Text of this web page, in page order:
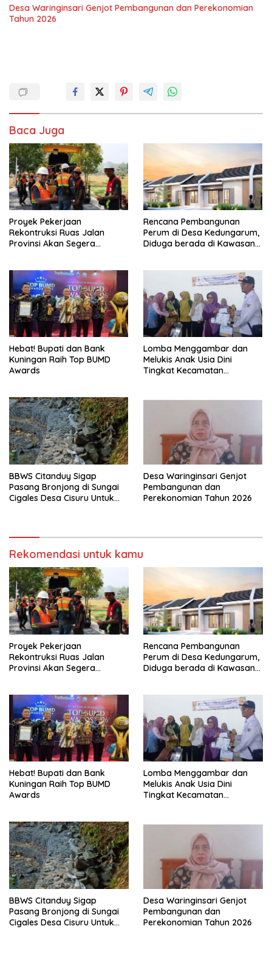
Desa Waringinsari Genjot Pembangunan dan Perekonomian
Tahun 2026
Baca Juga
Proyek Pekerjaan
Rekontruksi Ruas Jalan
Provinsi Akan Segera
Rencana Pembangunan
Perum di Desa Kedungarum,
Diduga berada di Kawasan
Hebat! Bupati dan Bank
Kuningan Raih Top BUMD
Awards
Lomba Menggambar dan
Melukis Anak Usia Dini
Tingkat Kecamatan
BBWS Citanduy Sigap
Pasang Bronjong di Sungai
Cigales Desa Cisuru Untuk
Desa Waringinsari Genjot
Pembangunan dan
Perekonomian Tahun 2026
Rekomendasi untuk kamu
Proyek Pekerjaan
Rekontruksi Ruas Jalan
Provinsi Akan Segera
Rencana Pembangunan
Perum di Desa Kedungarum,
Diduga berada di Kawasan
Hebat! Bupati dan Bank
Kuningan Raih Top BUMD
Awards
Lomba Menggambar dan
Melukis Anak Usia Dini
Tingkat Kecamatan
BBWS Citanduy Sigap
Pasang Bronjong di Sungai
Cigales Desa Cisuru Untuk
Desa Waringinsari Genjot
Pembangunan dan
Perekonomian Tahun 2026